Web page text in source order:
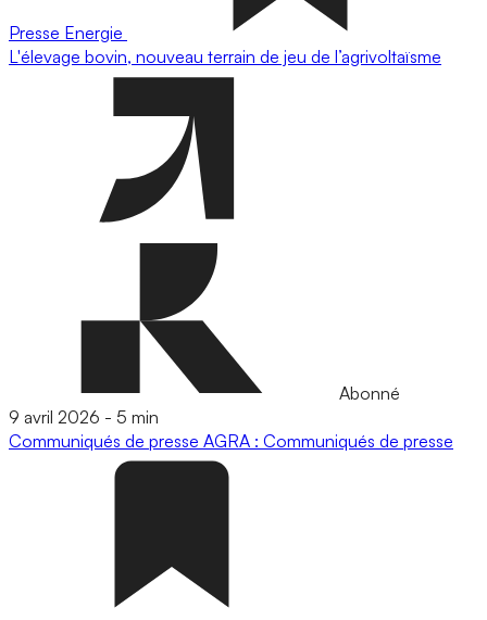
Presse Energie
L'élevage bovin, nouveau terrain de jeu de l’agrivoltaïsme
Abonné
9 avril 2026 - 5 min
Communiqués de presse AGRA : Communiqués de presse